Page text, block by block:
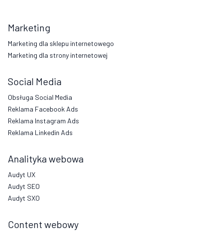
Marketing
Marketing dla sklepu internetowego
Marketing dla strony internetowej
Social Media
Obsługa Social Media
Reklama Facebook Ads
Reklama Instagram Ads
Reklama Linkedin Ads
Analityka webowa
Audyt UX
Audyt SEO
Audyt SXO
Content webowy